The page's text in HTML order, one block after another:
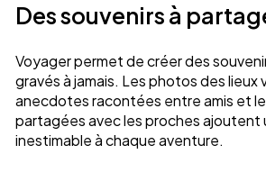
Des souvenirs à
Voyager permet de créer des
gravés à jamais. Les photos des lieux
anecdotes racontées entre amis et
partagées avec les proches ajoutent
inestimable à chaque aventure.